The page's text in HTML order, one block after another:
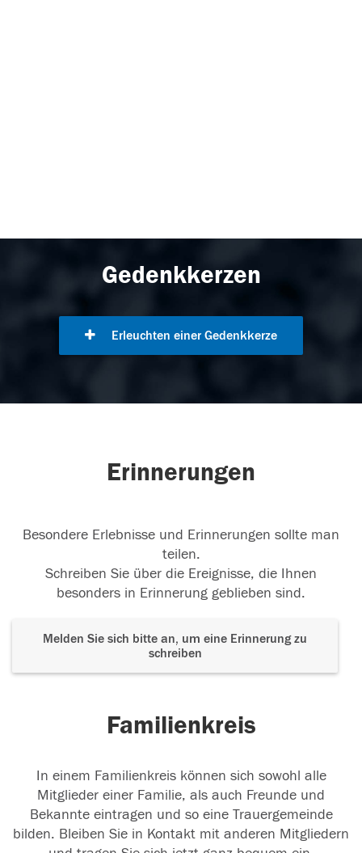
Gedenkkerzen
Erleuchten einer Gedenkkerze
Erinnerungen
Besondere Erlebnisse und Erinnerungen sollte man
teilen.
Schreiben Sie über die Ereignisse, die Ihnen
besonders in Erinnerung geblieben sind.
Melden Sie sich bitte an, um eine Erinnerung zu
schreiben
Familienkreis
In einem Familienkreis können sich sowohl alle
Mitglieder einer Familie, als auch Freunde und
Bekannte eintragen und so eine Trauergemeinde
bilden. Bleiben Sie in Kontakt mit anderen Mitgliedern